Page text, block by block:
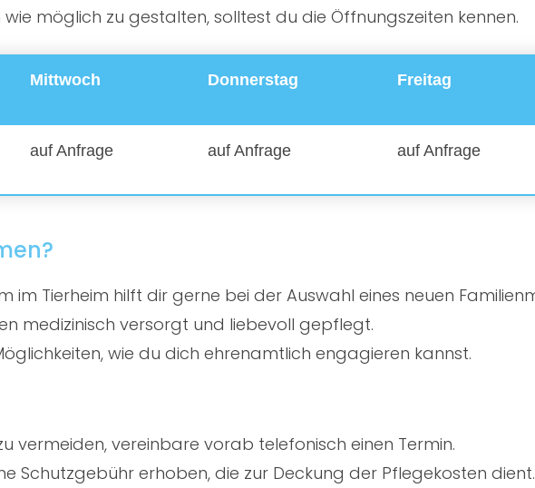
möglich zu gestalten, solltest du die Öffnungszeiten kennen.
Mittwoch Donnerstag Freitag
auf Anfrage auf Anfrage auf Anfrage
im Tierheim hilft dir gerne bei der Auswahl eines neuen
medizinisch versorgt und liebevoll gepflegt.
wie du dich ehrenamtlich engagieren kannst.
vermeiden, vereinbare vorab telefonisch einen Termin.
Schutzgebühr erhoben, die zur Deckung der Pflegekosten dient.